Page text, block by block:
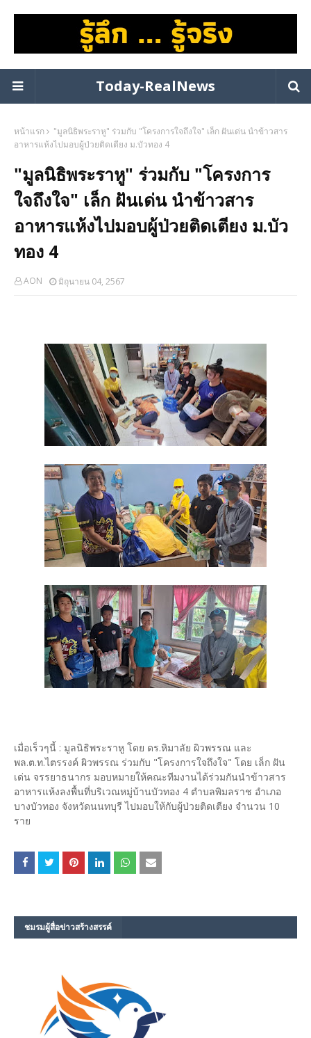
Today-RealNews
หน้าแรก
"มูลนิธิพระราหู" ร่วมกับ "โครงการใจถึงใจ" เล็ก ฝันเด่น นำข้าวสาร
อาหารแห้งไปมอบผู้ป่วยติดเตียง ม.บัวทอง 4
"มูลนิธิพระราหู" ร่วมกับ "โครงการ
ใจถึงใจ" เล็ก ฝันเด่น นำข้าวสาร
อาหารแห้งไปมอบผู้ป่วยติดเตียง ม.บัว
ทอง 4
AON มิถุนายน 04, 2567
เมื่อเร็วๆนี้ : มูลนิธิพระราหู โดย ดร.หิมาลัย ผิวพรรณ และ
พล.ต.ท.ไตรรงค์ ผิวพรรณ ร่วมกับ "โครงการใจถึงใจ" โดย เล็ก ฝัน
เด่น จรรยาธนากร มอบหมายให้คณะทีมงานได้ร่วมกันนำข้าวสาร
อาหารแห้งลงพื้นที่บริเวณหมู่บ้านบัวทอง 4 ตำบลพิมลราช อำเภอ
บางบัวทอง จังหวัดนนทบุรี ไปมอบให้กับผู้ป่วยติดเตียง จำนวน 10
ราย
ชมรม​ผู้สื่อข่าวสร้างสรรค์​